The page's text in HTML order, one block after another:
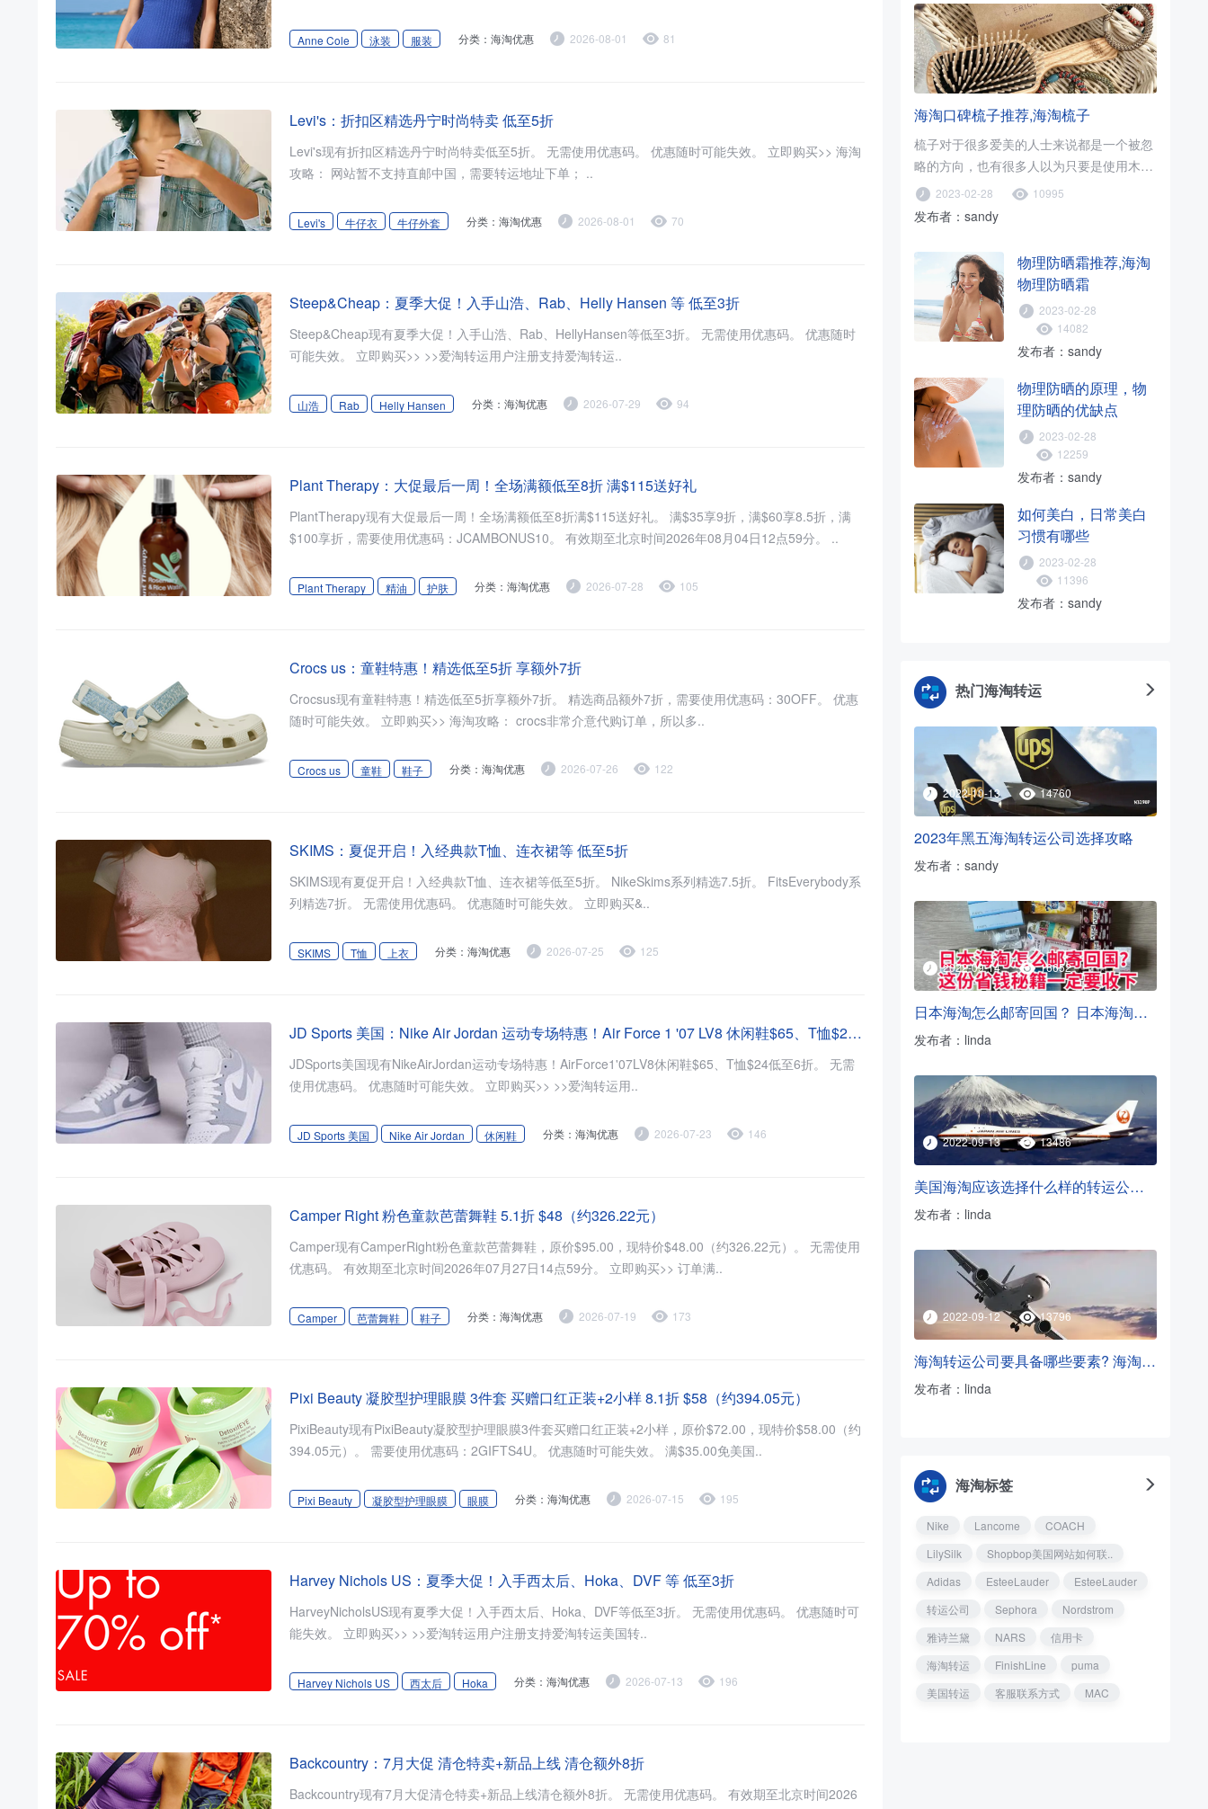
Anne Cole 泳装 服装 分类：海淘优惠 2026-08-01 81
Levi's：折扣区精选丹宁时尚特卖 低至5折
Levi's现有折扣区精选丹宁时尚特卖低至5折。 无需使用优惠码。 优惠随时可能失效。 立即购买>> 海淘
攻略： 网站暂不支持直邮中国，需要转运地址下单； ..
Levi's 牛仔衣 牛仔外套 分类：海淘优惠 2026-08-01 70
Steep&Cheap：夏季大促！入手山浩、Rab、Helly Hansen 等 低至3折
Steep&Cheap现有夏季大促！入手山浩、Rab、HellyHansen等低至3折。 无需使用优惠码。 优惠随时
可能失效。 立即购买>> >>爱淘转运用户注册支持爱淘转运..
山浩 Rab Helly Hansen 分类：海淘优惠 2026-07-29 94
Plant Therapy：大促最后一周！全场满额低至8折 满$115送好礼
PlantTherapy现有大促最后一周！全场满额低至8折满$115送好礼。 满$35享9折，满$60享8.5折，满
$100享折，需要使用优惠码：JCAMBONUS10。 有效期至北京时间2026年08月04日12点59分。 ..
Plant Therapy 精油 护肤 分类：海淘优惠 2026-07-28 105
Crocs us：童鞋特惠！精选低至5折 享额外7折
Crocsus现有童鞋特惠！精选低至5折享额外7折。 精选商品额外7折，需要使用优惠码：30OFF。 优惠
随时可能失效。 立即购买>> 海淘攻略： crocs非常介意代购订单，所以多..
Crocs us 童鞋 鞋子 分类：海淘优惠 2026-07-26 122
SKIMS：夏促开启！入经典款T恤、连衣裙等 低至5折
SKIMS现有夏促开启！入经典款T恤、连衣裙等低至5折。 NikeSkims系列精选7.5折。 FitsEverybody系
列精选7折。 无需使用优惠码。 优惠随时可能失效。 立即购买&..
SKIMS T恤 上衣 分类：海淘优惠 2026-07-25 125
JD Sports 美国：Nike Air Jordan 运动专场特惠！Air Force 1 '07 LV8 休闲鞋$65、T恤$24 低至6折
JDSports美国现有NikeAirJordan运动专场特惠！AirForce1'07LV8休闲鞋$65、T恤$24低至6折。 无需
使用优惠码。 优惠随时可能失效。 立即购买>> >>爱淘转运用..
JD Sports 美国 Nike Air Jordan 休闲鞋 分类：海淘优惠 2026-07-23 146
Camper Right 粉色童款芭蕾舞鞋 5.1折 $48（约326.22元）
Camper现有CamperRight粉色童款芭蕾舞鞋，原价$95.00，现特价$48.00（约326.22元）。 无需使用
优惠码。 有效期至北京时间2026年07月27日14点59分。 立即购买>> 订单满..
Camper 芭蕾舞鞋 鞋子 分类：海淘优惠 2026-07-19 173
Pixi Beauty 凝胶型护理眼膜 3件套 买赠口红正装+2小样 8.1折 $58（约394.05元）
PixiBeauty现有PixiBeauty凝胶型护理眼膜3件套买赠口红正装+2小样，原价$72.00，现特价$58.00（约
394.05元）。 需要使用优惠码：2GIFTS4U。 优惠随时可能失效。 满$35.00免美国..
Pixi Beauty 凝胶型护理眼膜 眼膜 分类：海淘优惠 2026-07-15 195
Harvey Nichols US：夏季大促！入手西太后、Hoka、DVF 等 低至3折
HarveyNicholsUS现有夏季大促！入手西太后、Hoka、DVF等低至3折。 无需使用优惠码。 优惠随时可
能失效。 立即购买>> >>爱淘转运用户注册支持爱淘转运美国转..
Harvey Nichols US 西太后 Hoka 分类：海淘优惠 2026-07-13 196
Backcountry：7月大促 清仓特卖+新品上线 清仓额外8折
Backcountry现有7月大促清仓特卖+新品上线清仓额外8折。 无需使用优惠码。 有效期至北京时间2026
海淘口碑梳子推荐,海淘梳子
梳子对于很多爱美的人士来说都是一个被忽
略的方向，也有很多人以为只要是使用木梳
就可以了，只要促进血液循环..
2023-02-28 10995
发布者：sandy
物理防晒霜推荐,海淘
物理防晒霜
2023-02-28
14082
发布者：sandy
物理防晒的原理，物
理防晒的优缺点
2023-02-28
12259
发布者：sandy
如何美白，日常美白
习惯有哪些
2023-02-28
11396
发布者：sandy
热门海淘转运
2022-10-13 14760
2023年黑五海淘转运公司选择攻略
发布者：sandy
2022-09-14 16652
日本海淘怎么邮寄回国？ 日本海淘转运方法
发布者：linda
2022-09-13 13486
美国海淘应该选择什么样的转运公司？
发布者：linda
2022-09-12 13796
海淘转运公司要具备哪些要素? 海淘转运公司挑选必看
发布者：linda
海淘标签
Nike Lancome
COACH
LilySilk
Shopbop美国网站如何联..
Adidas
EsteeLauder
EsteeLauder
转运公司
Sephora
Nordstrom
雅诗兰黛
NARS
信用卡
海淘转运
FinishLine
puma
美国转运
客服联系方式 MAC